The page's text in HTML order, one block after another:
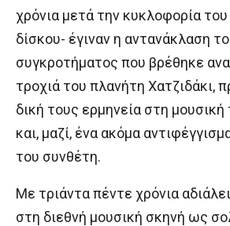
χρόνια μετά την κυκλοφορία
δίσκου- έγιναν η αντανάκλαση
συγκροτήματος που βρέθηκε
τροχιά του πλανήτη Χατζιδάκι,
δική τους ερμηνεία στη
και, μαζί, ένα ακόμα
του συνθέτη.
Με τριάντα πέντε χρόνια
στη διεθνή μουσική σκηνή ως